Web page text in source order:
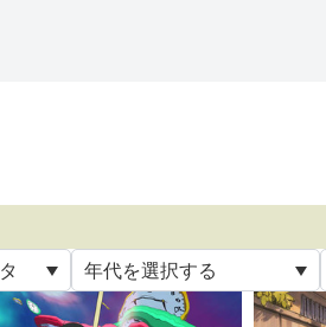
年代を選択する
すべて